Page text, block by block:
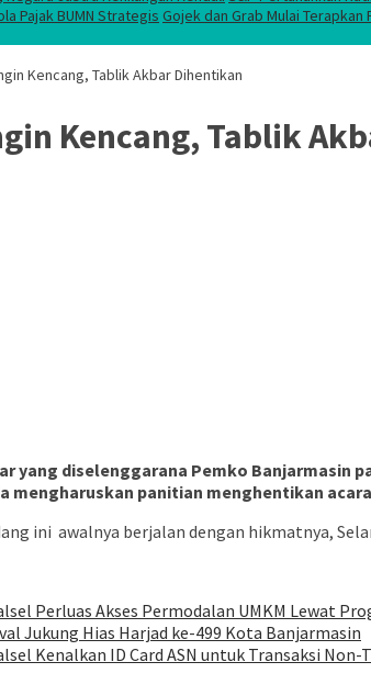
Pajak BUMN Strategis Gojek dan Grab Mulai
Kencang, Tablik Akbar Dihentikan
Kencang, Tablik
yang diselenggarana Pemko Banjarmasin
mengharuskan panitian menghentikan
ini awalnya berjalan dengan hikmatnya,
Perluas Akses Permodalan UMKM Lewat
Jukung Hias Harjad ke-499 Kota Banjarmasin
Kenalkan ID Card ASN untuk Transaksi Non-